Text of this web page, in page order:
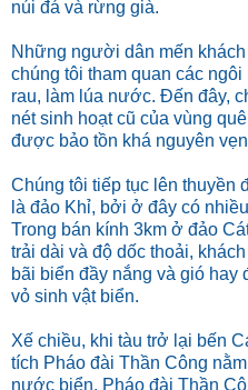
núi đá và rừng già.
Những người dân mến
chúng tôi tham quan các
rau, làm lúa nước. Đến đây,
nét sinh hoạt cũ của vùng
được bảo tồn khá nguyên
Chúng tôi tiếp tục lên thuyền
là đảo Khỉ, bởi ở đây có
Trong bán kính 3km ở đảo
trải dài và độ dốc thoải,
bãi biển đầy nắng và gió hay
vỏ sinh vật biển.
Xế chiều, khi tàu trở lại bến
tích Pháo đài Thần Công
nước biển. Pháo đài Thần